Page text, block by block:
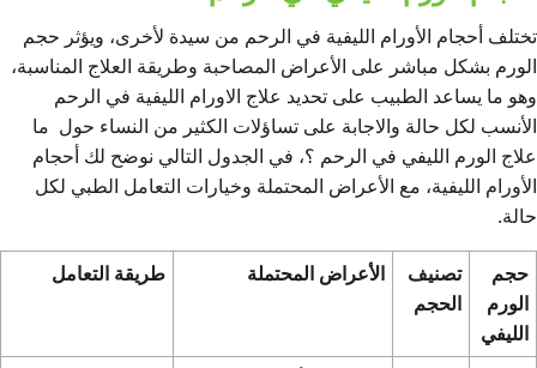
تختلف أحجام الأورام الليفية في الرحم من سيدة لأخرى، ويؤثر حجم
الورم بشكل مباشر على الأعراض المصاحبة وطريقة العلاج المناسبة،
وهو ما يساعد الطبيب على تحديد علاج الاورام الليفية في الرحم
الأنسب لكل حالة والاجابة على تساؤلات الكثير من النساء حول ما
علاج الورم الليفي في الرحم ؟، في الجدول التالي نوضح لك أحجام
الأورام الليفية، مع الأعراض المحتملة وخيارات التعامل الطبي لكل
حالة.
حجم
الورم
الليفي
تصنيف
الحجم
الأعراض المحتملة طريقة التعامل